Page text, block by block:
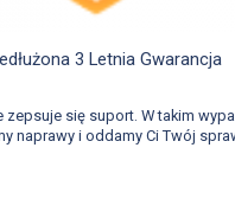
Szybki podgląd
3 Letnia Gwarancja
zepsuje się suport. W takim
naprawy i oddamy Ci Twój